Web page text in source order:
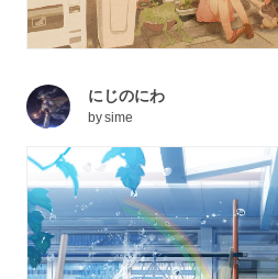
にじのにわ
bysime